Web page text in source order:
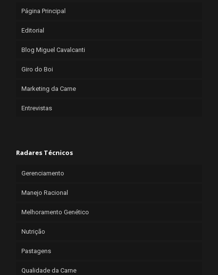
Página Principal
Editorial
Blog Miguel Cavalcanti
Giro do Boi
Marketing da Carne
Entrevistas
Radares Técnicos
Gerenciamento
Manejo Racional
Melhoramento Genético
Nutrição
Pastagens
Qualidade da Carne